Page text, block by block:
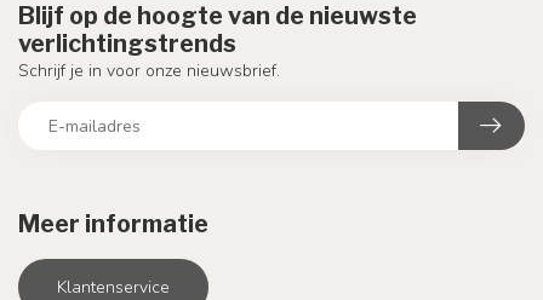
Meer informatie
Klantenservice
Blijf op de hoogte van de nieuwste
verlichtingstrends
Schrijf je in voor onze nieuwsbrief.